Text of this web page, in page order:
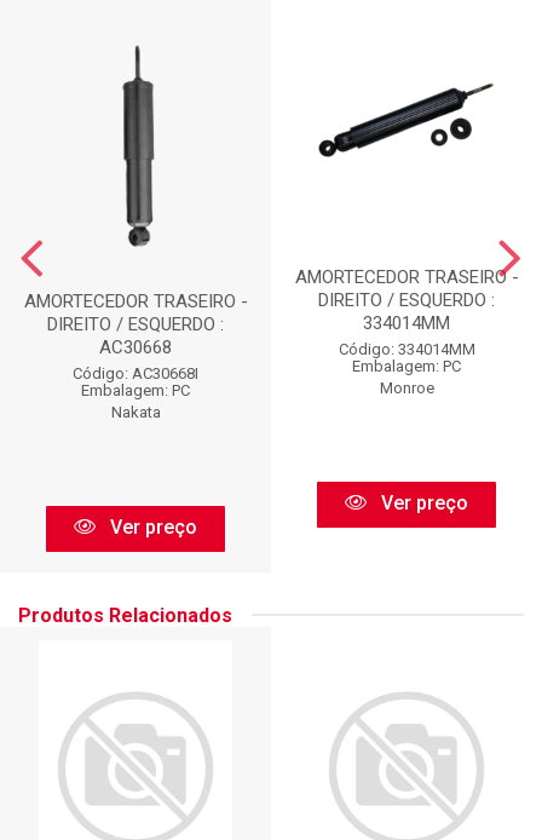
AMORTECEDOR TRASEIRO -
DIREITO / ESQUERDO :
AC30668
Código: AC30668I
Embalagem: PC
Nakata
Ver preço
AMORTECEDOR TRASEIRO -
DIREITO / ESQUERDO :
334014MM
Código: 334014MM
Embalagem: PC
Monroe
Ver preço
Produtos Relacionados